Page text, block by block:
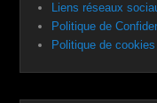
Liens réseaux
Politique de
Politique de